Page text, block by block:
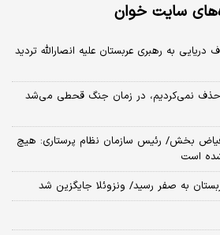
سایت خوان
به رهبری عربستان علیه انصارالله تردید
حذف نمی‌کردیم، در زمان جنگ قحطی می‌شد
فیاض بخش/ رئیس سازمان نظام پرستاری: هیچ
است
به صفر رسید/ ونزوئلا جایگزین شد